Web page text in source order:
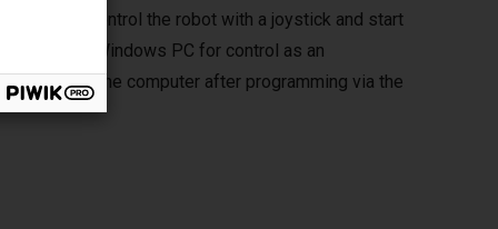
you can control the robot with a joystick and start
to your Windows PC for control as an
without the computer after programming via the